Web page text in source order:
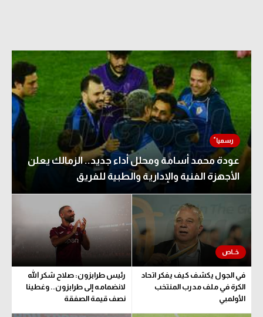
عودة محمد أسامة ومحلل أداء جديد.. الزمالك يعلن
الأجهزة الفنية والإدارية والطبية للفريق
في الجول يكشف كيف يفكر اتحاد
الكرة في ملف مدرب المنتخب
الأولمبي
رئيس طرابزون: صلاح شكر الله
لانضمامه إلى طرابزون.. وغطينا
نصف قيمة الصفقة